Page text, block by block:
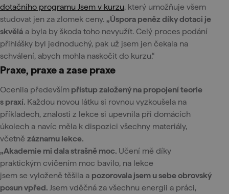
dotačního programu Jsem v kurzu, který umožňuje všem
studovat jen za zlomek ceny. „Úspora peněz díky dotaci je
skvělá a byla by škoda toho nevyužít. Celý proces podání
přihlášky byl jednoduchý, pak už jsem jen čekala na
schválení, abych mohla naskočit do kurzu.“
Praxe, praxe a zase praxe
Ocenila především přístup založený na propojení teorie
s praxí. Každou novou látku si rovnou vyzkoušela na
příkladech, znalosti z lekce si upevnila při domácích
úkolech a navíc měla k dispozici všechny materiály,
včetně záznamu lekce.
„Akademie mi dala strašně moc. Učení mě díky
praktickým cvičením moc bavilo, na lekce
jsem se vyloženě těšila a pozorovala jsem u sebe obrovský
posun vpřed. Jsem vděčná za všechnu energii a práci,